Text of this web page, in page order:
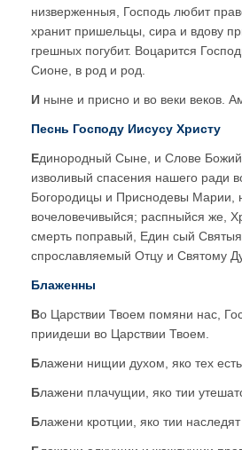
низверженныя, Господь любит
хранит пришельцы, сира и вдову
грешных погубит. Воцарится
Сионе, в род и род.
И ныне и присно и во веки веков.
Песнь Господу Иисусу Христу
Единородный Сыне, и Слове
изволивый спасения нашего ради
Богородицы и Приснодевы Марии,
вочеловечивыйся; распныйся же,
смерть поправый, Един сый
спрославляемый Отцу и Святому
Блаженны
Во Царствии Твоем помяни нас,
приидеши во Царствии Твоем.
Блажени нищии духом, яко тех
Блажени плачущии, яко тии
Блажени кротции, яко тии